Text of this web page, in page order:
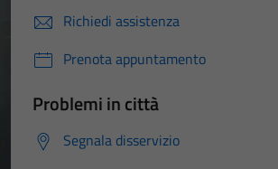
Richiedi assistenza
Prenota appuntamento
Problemi in città
Segnala disservizio